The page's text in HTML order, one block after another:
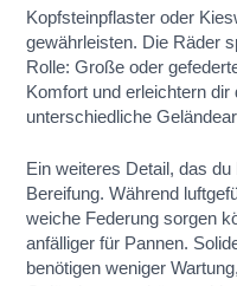
Kopfsteinpflaster oder
gewährleisten. Die Räder
Rolle: Große oder
Komfort und erleichtern
unterschiedliche
Ein weiteres Detail, das
Bereifung. Während
weiche Federung sorgen
anfälliger für Pannen.
benötigen weniger